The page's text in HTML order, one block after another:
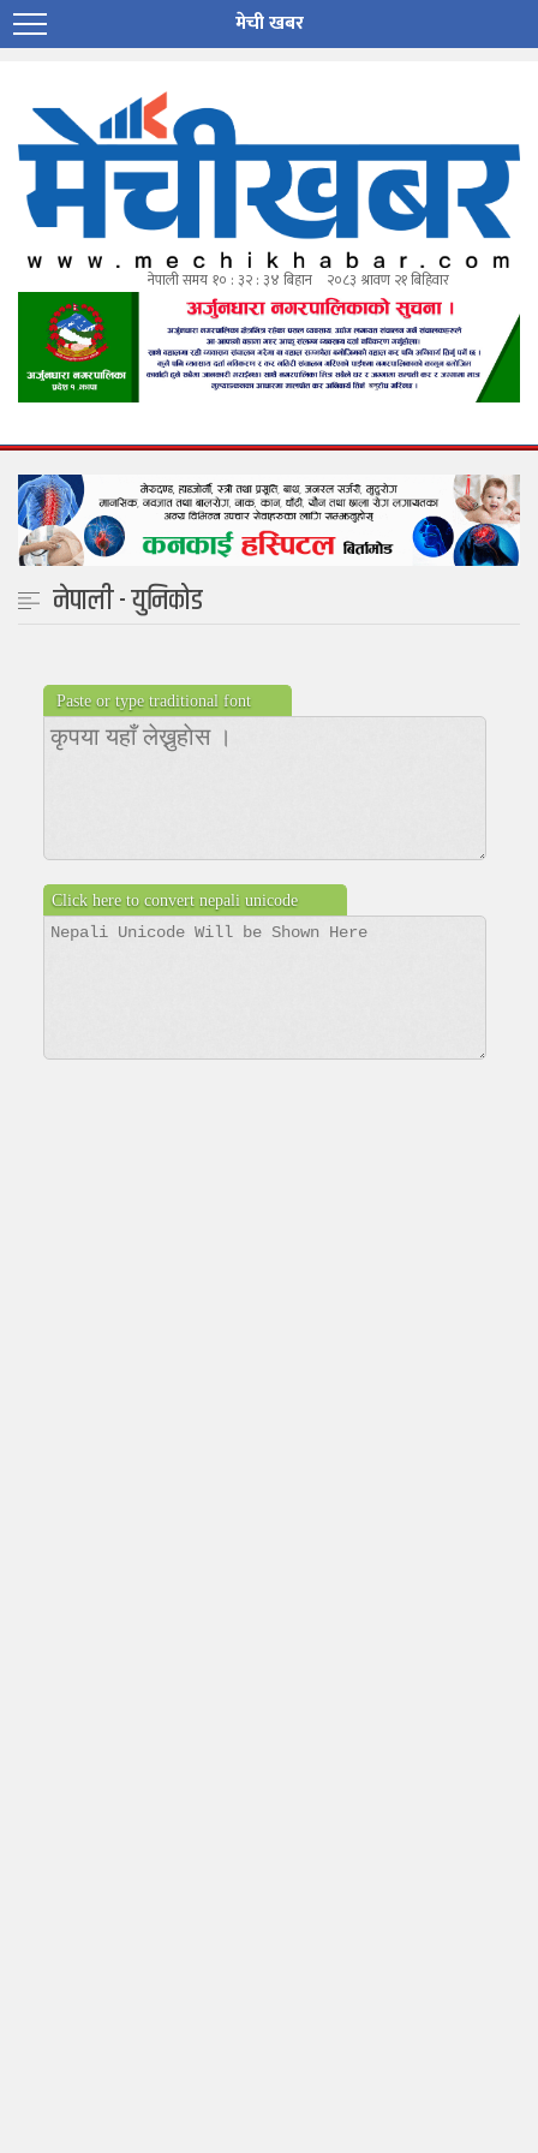
मेची खबर
नेपाली - युनिकोड